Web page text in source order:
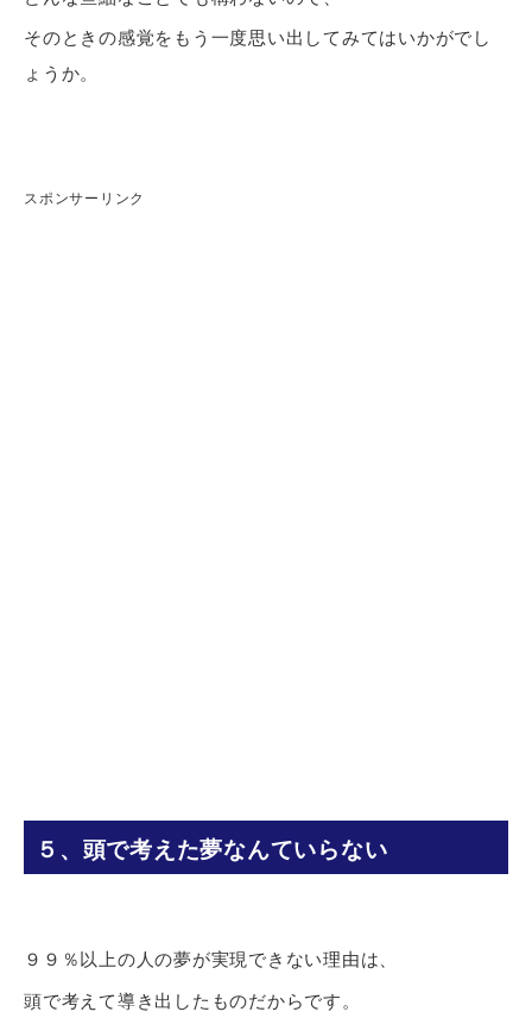
そのときの感覚をもう一度思い出してみてはいかがでし
ょうか。
スポンサーリンク
５、頭で考えた夢なんていらない
９９％以上の人の夢が実現できない理由は、
頭で考えて導き出したものだからです。